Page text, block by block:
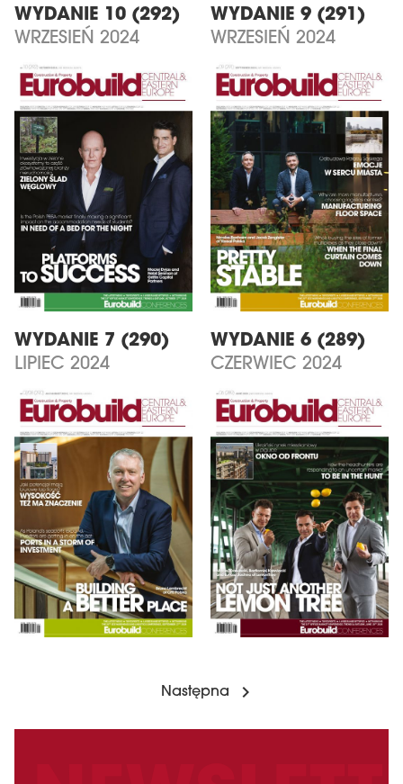
WYDANIE 10 (292)
WRZESIEŃ 2024
WYDANIE 9 (291)
WRZESIEŃ 2024
WYDANIE 7 (290)
LIPIEC 2024
WYDANIE 6 (289)
CZERWIEC 2024
Następna